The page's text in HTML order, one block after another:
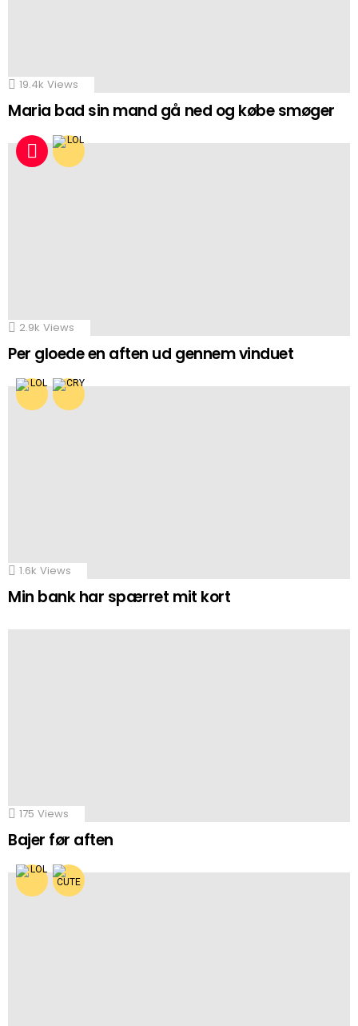
19.4k Views
Maria bad sin mand gå ned og købe smøger
2.9k Views
Per gloede en aften ud gennem vinduet
1.6k Views
Min bank har spærret mit kort
175 Views
Bajer før aften